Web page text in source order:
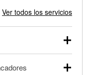
Ver todos los servicios
y